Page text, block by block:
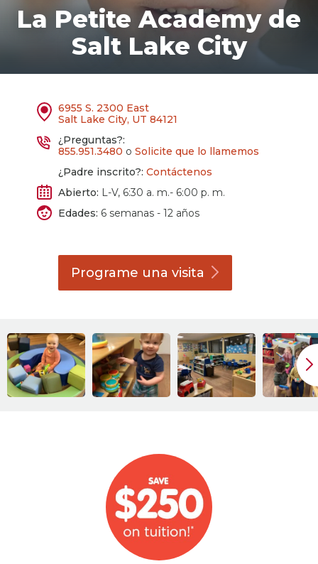
La Petite Academy de
Salt Lake City
6955 S. 2300 East
Salt Lake City, UT 84121
¿Preguntas?:
855.951.3480 o Solicite que lo llamemos
¿Padre inscrito?: Contáctenos
Abierto: L-V, 6:30 a. m.- 6:00 p. m.
Edades: 6 semanas - 12 años
Programe unavisita